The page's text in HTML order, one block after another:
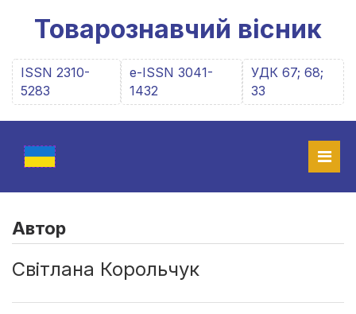
Товарознавчий вісник
ISSN 2310-
5283
e-ISSN 3041-
1432
УДК 67; 68;
33
Автор
Світлана Корольчук